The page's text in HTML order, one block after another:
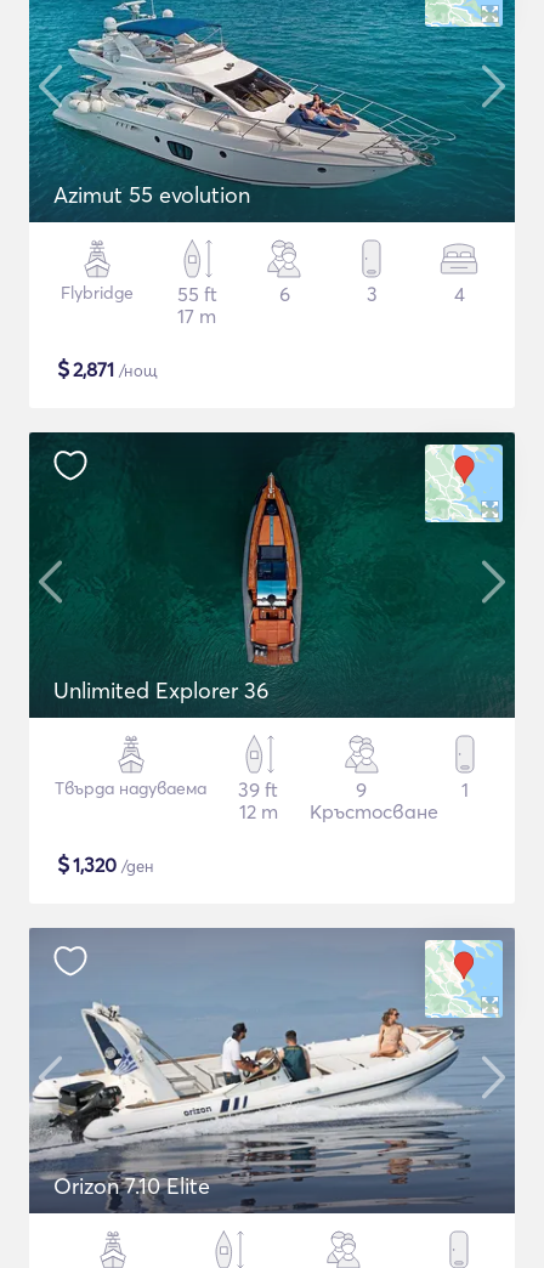
Azimut 55 evolution
Flybridge
55 ft
17 m
6 3 4
$2,871 /нощ
Unlimited Explorer 36
Твърда надуваема
39 ft
12 m
9
Кръстосване
1
$1,320 /ден
Orizon 7.10 Elite